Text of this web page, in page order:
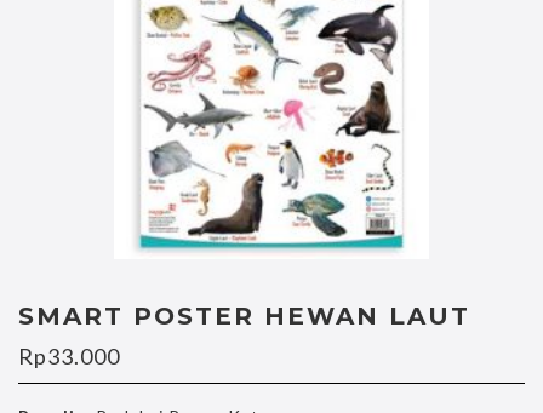
SMART POSTER HEWAN LAUT
Rp33.000